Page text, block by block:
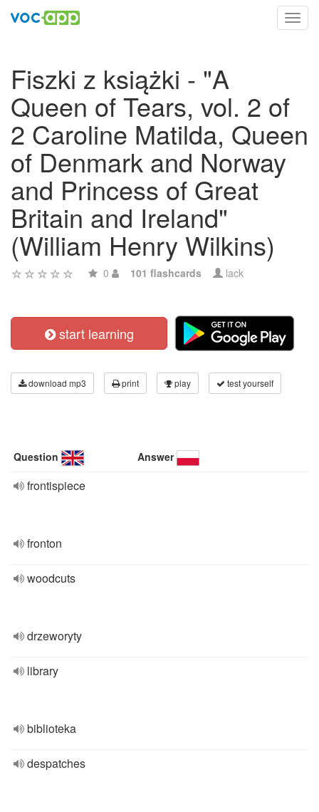
Fiszki z książki - "A
Queen of Tears, vol. 2 of
2 Caroline Matilda, Queen
of Denmark and Norway
and Princess of Great
Britain and Ireland"
(William Henry Wilkins)
0 101 flashcards lack
start learning
download mp3 print play test yourself
Question Answer
frontispiece
fronton
woodcuts
drzeworyty
library
biblioteka
despatches